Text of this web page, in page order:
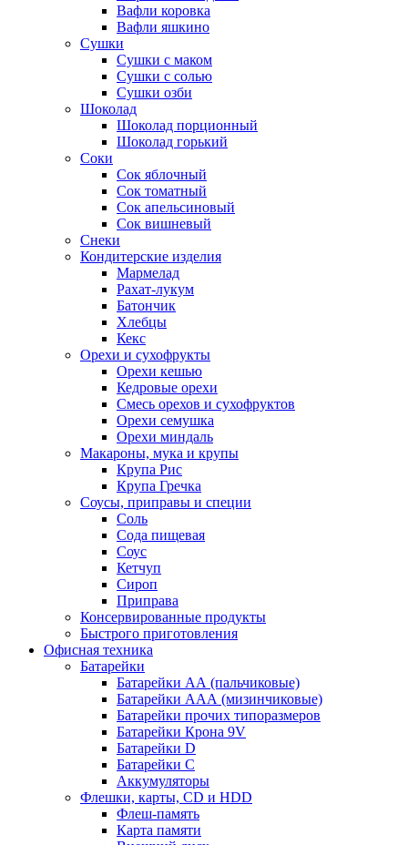
Вафли коровка
Вафли яшкино
Сушки
Сушки с маком
Сушки с солью
Сушки озби
Шоколад
Шоколад порционный
Шоколад горький
Соки
Сок яблочный
Сок томатный
Сок апельсиновый
Сок вишневый
Снеки
Кондитерские изделия
Мармелад
Рахат-лукум
Батончик
Хлебцы
Кекс
Орехи и сухофрукты
Орехи кешью
Кедровые орехи
Смесь орехов и сухофруктов
Орехи семушка
Орехи миндаль
Макароны, мука и крупы
Крупа Рис
Крупа Гречка
Соусы, приправы и специи
Соль
Сода пищевая
Соус
Кетчуп
Сироп
Приправа
Консервированные продукты
Быстрого приготовления
Офисная техника
Батарейки
Батарейки АА (пальчиковые)
Батарейки ААА (мизинчиковые)
Батарейки прочих типоразмеров
Батарейки Крона 9V
Батарейки D
Батарейки С
Аккумуляторы
Флешки, карты, CD и HDD
Флеш-память
Карта памяти